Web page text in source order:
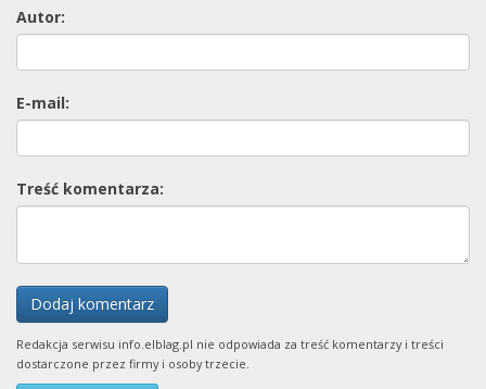
Autor:
E-mail:
Treść komentarza:
Dodaj komentarz
Redakcja serwisu info.elblag.pl nie odpowiada za treść komentarzy i treści
dostarczone przez firmy i osoby trzecie.